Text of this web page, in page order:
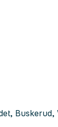
Buskerud,